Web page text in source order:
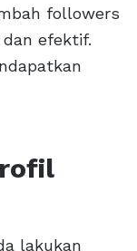
followers
efektif.
lakukan